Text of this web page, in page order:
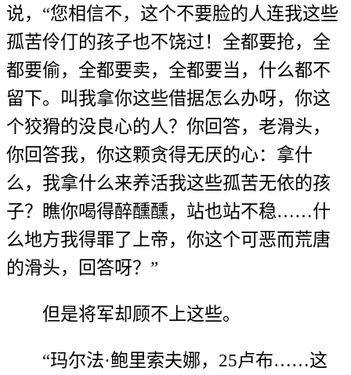
说，“您相信不，这个不要脸的人连我这些
孤苦伶仃的孩子也不饶过！全都要抢，全
都要偷，全都要卖，全都要当，什么都不
留下。叫我拿你这些借据怎么办呀，你这
个狡猾的没良心的人？你回答，老滑头，
你回答我，你这颗贪得无厌的心：拿什
么，我拿什么来养活我这些孤苦无依的孩
子？瞧你喝得醉醺醺，站也站不稳……什
么地方我得罪了上帝，你这个可恶而荒唐
的滑头，回答呀？”
但是将军却顾不上这些。
“玛尔法·鲍里索夫娜，25卢布……这